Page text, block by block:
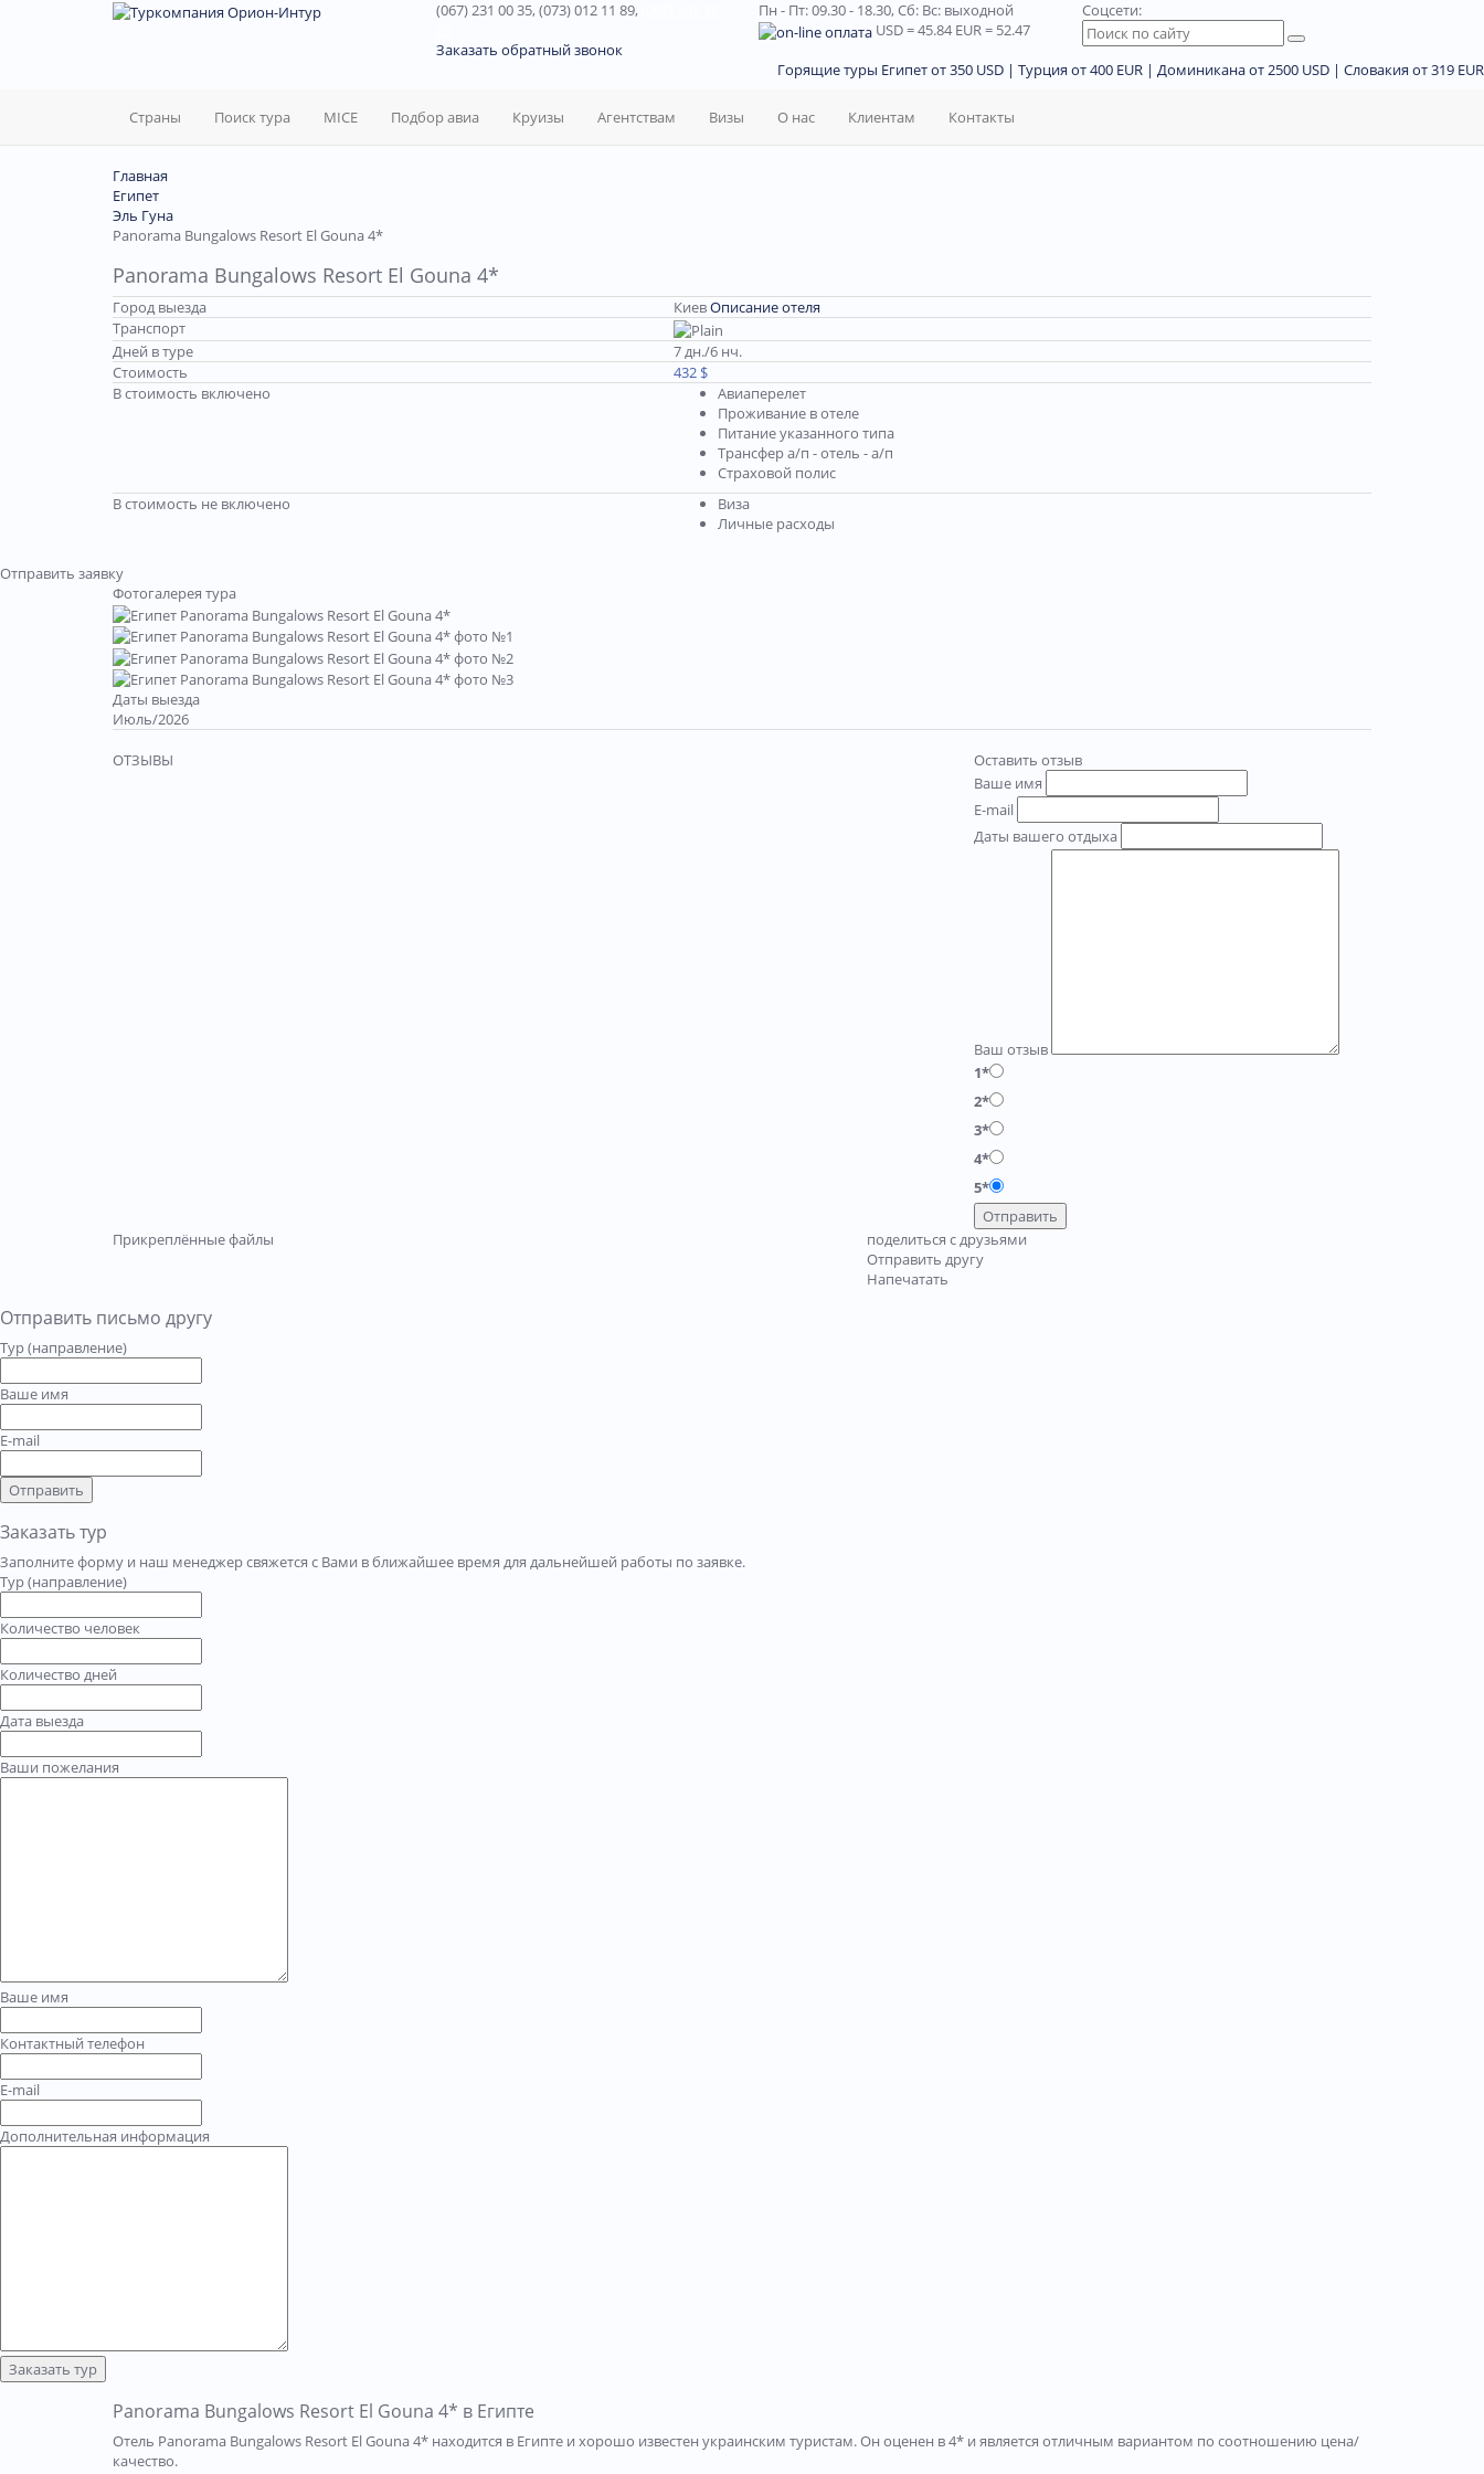
(067) 231 00 35, (073) 012 11 89,
Заказать обратный звонок
Пн - Пт: 09.30 - 18.30,Сб: Вс: выходной
USD= 45.84EUR= 52.47
Соцсети:
Горящие туры Египет от 350 USD | Турция от 400 EUR | Доминикана от 2500 USD | Словакия от 319 EUR
Страны Поиск тура MICE Подбор авиа Круизы Агентствам Визы О нас Клиентам Контакты
Главная
Египет
Эль Гуна
Panorama Bungalows Resort El Gouna 4*
Panorama Bungalows Resort El Gouna 4*
Город выезда КиевОписание отеля
Транспорт
Дней в туре
7 дн./6 нч.
Стоимость
432 $
В стоимость включено
Авиаперелет
Проживание в отеле
Питание указанного типа
Трансфер а/п - отель - а/п
Страховой полис
В стоимость не включено
Виза
Личные расходы
Отправить заявку
Фотогалерея тура
Даты выезда
Июль/2026
ОТЗЫВЫ
Оставить отзыв
Ваше имя
E-mail
Даты вашего отдыха
Ваш отзыв
1*
2*
3*
4*
5*
Отправить
Прикреплённые файлы
поделиться с друзьями
Отправить другу
Напечатать
Отправить письмо другу
Тур (направление)
Ваше имя
E-mail
Отправить
Заказать тур
Заполните форму и наш менеджер свяжется с Вами в ближайшее время для дальнейшей работы по заявке.
Тур (направление)
Количество человек
Количество дней
Дата выезда
Ваши пожелания
Ваше имя
Контактный телефон
E-mail
Дополнительная информация
Заказать тур
Panorama Bungalows Resort El Gouna 4* в Египте
Отель Panorama Bungalows Resort El Gouna 4* находится в Египте и хорошо известен украинским туристам. Он оценен в 4* и является отличным вариантом по соотношению цена/
качество.